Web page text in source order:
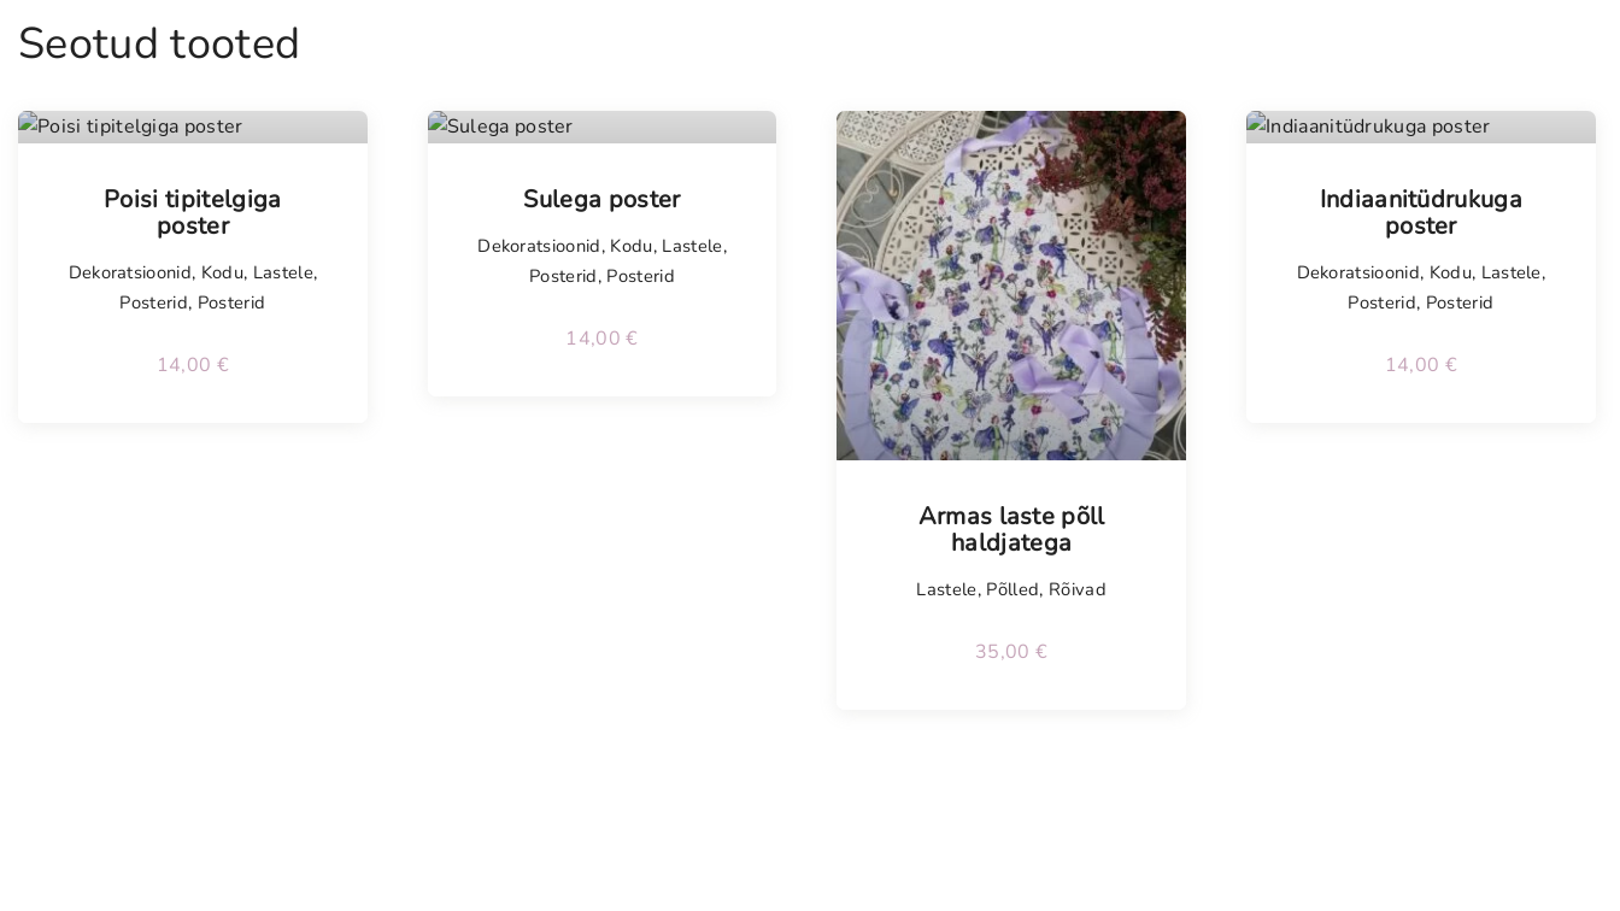
Seotud tooted
Poisi tipitelgiga
poster
Dekoratsioonid, Kodu, Lastele,
Posterid, Posterid
14,00 €
Sulega poster
Dekoratsioonid, Kodu, Lastele,
Posterid, Posterid
14,00€
Armas laste põll
haldjatega
Lastele, Põlled, Rõivad
35,00 €
Indiaanitüdrukuga
poster
Dekoratsioonid, Kodu, Lastele,
Posterid, Posterid
14,00 €